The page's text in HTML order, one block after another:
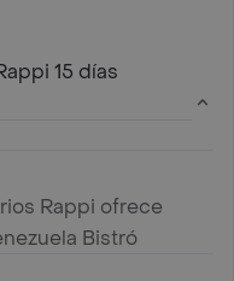
15 días
Rappi ofrece
Bistró